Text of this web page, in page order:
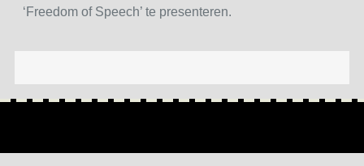
‘Freedom of Speech’ te presenteren.